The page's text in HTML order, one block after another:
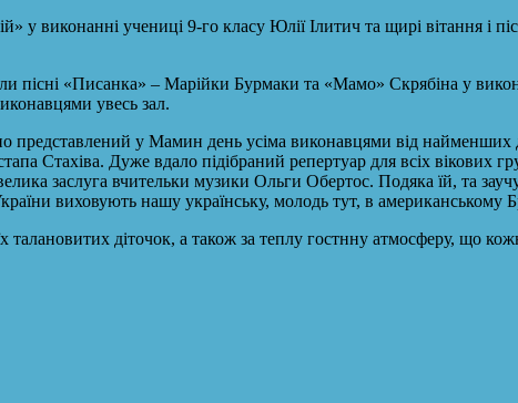
у виконанні учениці 9-го класу Юлії Ілитич та щирі вітання і
пісні «Писанка» – Марійки Бурмаки та «Мамо» Скрябіна у
увесь зал.
представлений у Мамин день усіма виконавцями від
Стахіва. Дуже вдало підібраний репертуар для всіх вікових
заслуга вчительки музики Ольги Обертос. Подяка їй, та
виховують нашу українську, молодь тут, в американському
талановитих діточок, а також за теплу гостнну атмосферу, що